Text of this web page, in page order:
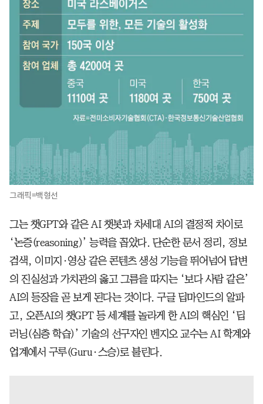
그래픽=백형선
그는 챗GPT와 같은 AI 챗봇과 차세대 AI의 결정적 차이로
‘논증(reasoning)’ 능력을 꼽았다. 단순한 문서 정리, 정보
검색, 이미지·영상 같은 콘텐츠 생성 기능을 뛰어넘어 답변
의 진실성과 가치관의 옳고 그름을 따지는 ‘보다 사람 같은’
AI의 등장을 곧 보게 된다는 것이다. 구글 딥마인드의 알파
고, 오픈AI의 챗GPT 등 세계를 놀라게 한 AI의 핵심인 ‘딥
러닝(심층 학습)’ 기술의 선구자인 벤지오 교수는 AI 학계와
업계에서 구루(Guru·스승)로 불린다.